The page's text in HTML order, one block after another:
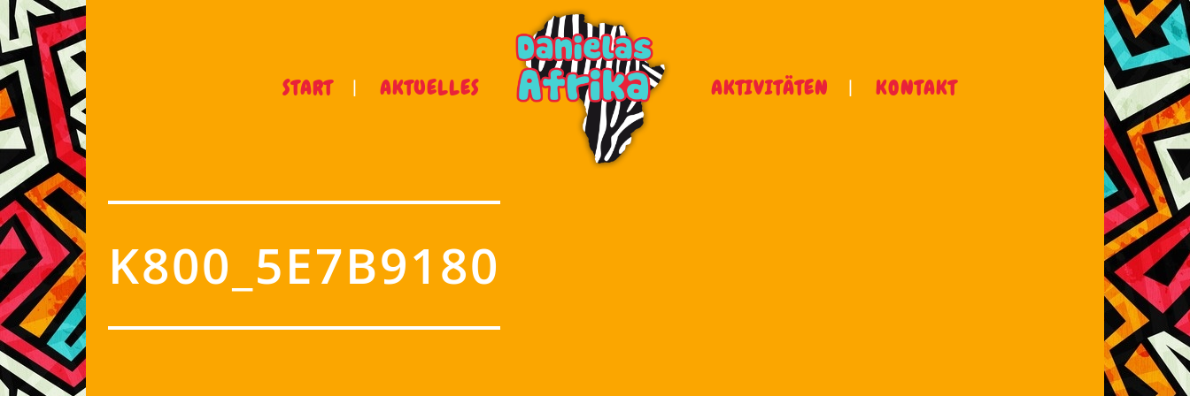
START AKTUELLES AKTIVITÄTEN KONTAKT
K800_5E7B9180